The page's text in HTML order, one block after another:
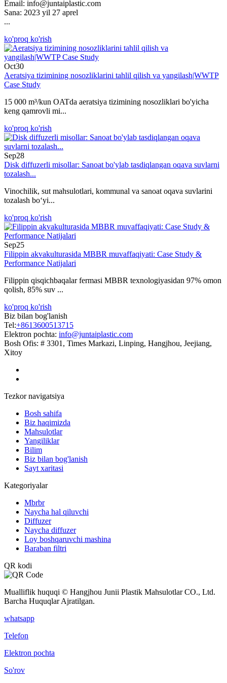
Email: info@juntaiplastic.com
Sana: 2023 yil 27 aprel
...
ko'proq ko'rish
Oct30
Aeratsiya tizimining nosozliklarini tahlil qilish va yangilash|WWTP
Case Study
15 000 m³/kun OATda aeratsiya tizimining nosozliklari bo'yicha
keng qamrovli mi...
ko'proq ko'rish
Sep28
Disk diffuzerli misollar: Sanoat bo'ylab tasdiqlangan oqava suvlarni
tozalash...
Vinochilik, sut mahsulotlari, kommunal va sanoat oqava suvlarini
tozalash boʻyi...
ko'proq ko'rish
Sep25
Filippin akvakulturasida MBBR muvaffaqiyati: Case Study &
Performance Natijalari
Filippin qisqichbaqalar fermasi MBBR texnologiyasidan 97% omon
qolish, 85% suv ...
ko'proq ko'rish
Biz bilan bog'lanish
Tel:+8613600513715
Elektron pochta: info@juntaiplastic.com
Bosh Ofis: # 3301, Times Markazi, Linping, Hangjhou, Jeejiang,
Xitoy
Tezkor navigatsiya
Bosh sahifa
Biz haqimizda
Mahsulotlar
Yangiliklar
Bilim
Biz bilan bog'lanish
Sayt xaritasi
Kategoriyalar
Mbrbr
Naycha hal qiluvchi
Diffuzer
Naycha diffuzer
Loy boshqaruvchi mashina
Baraban filtri
QR kodi
Mualliflik huquqi © Hangjhou Junii Plastik Mahsulotlar CO., Ltd.
Barcha Huquqlar Ajratilgan.
whatsapp
Telefon
Elektron pochta
So'rov